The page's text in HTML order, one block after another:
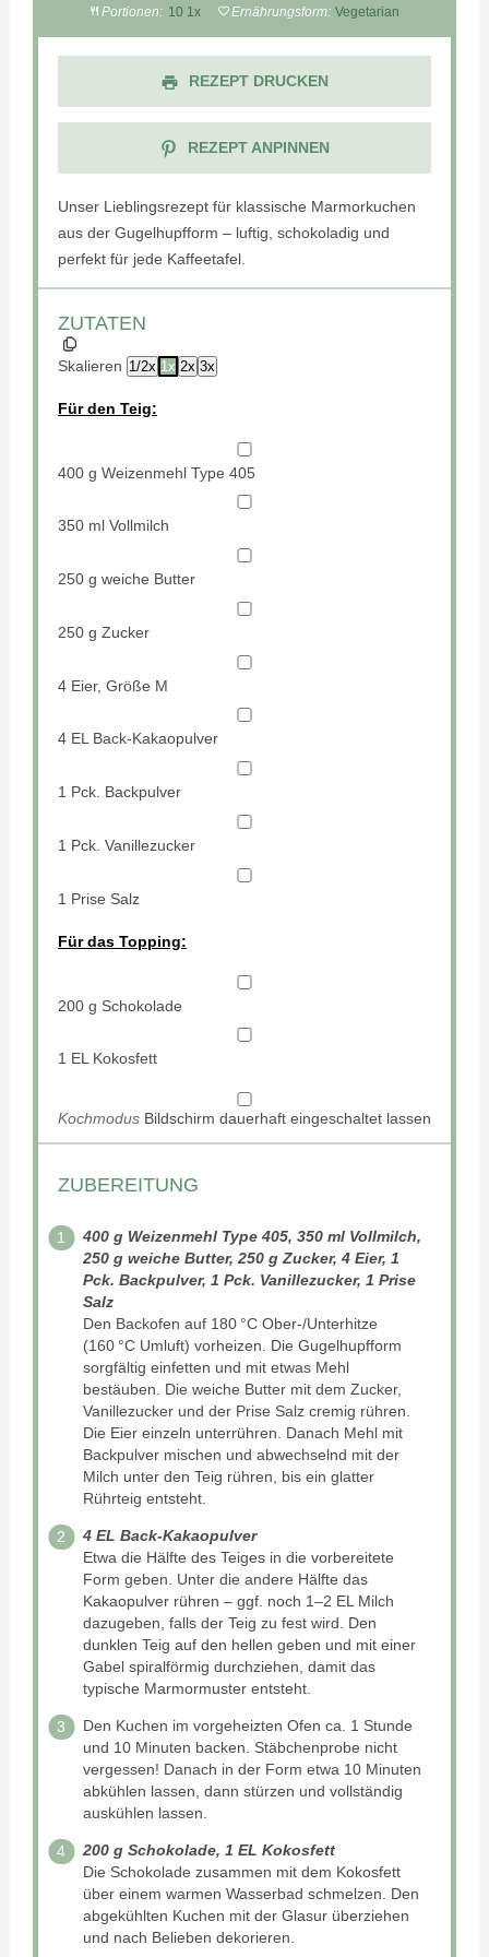
Portionen: 1 0 1 x Ernährungsform: Vegetarian
REZEPT DRUCKEN
REZEPT ANPINNEN
Unser Lieblingsrezept für klassische Marmorkuchen
aus der Gugelhupfform – luftig, schokoladig und
perfekt für jede Kaffeetafel.
ZUTATEN
Skalieren 1/2x 1x 2x 3x
Für den Teig:
400 g Weizenmehl Type 405
350ml Vollmilch
250 g weiche Butter
250 g Zucker
4Eier, Größe M
4EL Back-Kakaopulver
1 Pck. Backpulver
1 Pck. Vanillezucker
1 Prise Salz
Für das Topping:
200 g Schokolade
1 EL Kokosfett
Kochmodus Bildschirm dauerhaft eingeschaltet lassen
ZUBEREITUNG
400 g Weizenmehl Type 405, 350 ml Vollmilch,
250 g weiche Butter, 250 g Zucker, 4 Eier, 1
Pck. Backpulver, 1 Pck. Vanillezucker, 1 Prise
Salz
Den Backofen auf 180 °C Ober-/Unterhitze
(160 °C Umluft) vorheizen. Die Gugelhupfform
sorgfältig einfetten und mit etwas Mehl
bestäuben. Die weiche Butter mit dem Zucker,
Vanillezucker und der Prise Salz cremig rühren.
Die Eier einzeln unterrühren. Danach Mehl mit
Backpulver mischen und abwechselnd mit der
Milch unter den Teig rühren, bis ein glatter
Rührteig entsteht.
4 EL Back-Kakaopulver
Etwa die Hälfte des Teiges in die vorbereitete
Form geben. Unter die andere Hälfte das
Kakaopulver rühren – ggf. noch 1–2 EL Milch
dazugeben, falls der Teig zu fest wird. Den
dunklen Teig auf den hellen geben und mit einer
Gabel spiralförmig durchziehen, damit das
typische Marmormuster entsteht.
Den Kuchen im vorgeheizten Ofen ca. 1 Stunde
und 10 Minuten backen. Stäbchenprobe nicht
vergessen! Danach in der Form etwa 10 Minuten
abkühlen lassen, dann stürzen und vollständig
auskühlen lassen.
200 g Schokolade, 1 EL Kokosfett
Die Schokolade zusammen mit dem Kokosfett
über einem warmen Wasserbad schmelzen. Den
abgekühlten Kuchen mit der Glasur überziehen
und nach Belieben dekorieren.